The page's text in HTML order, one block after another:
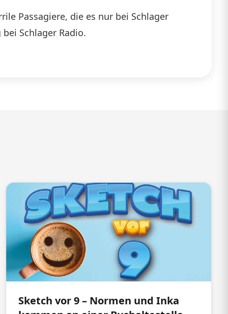
Passagiere, die es nur bei Schlager
Schlager Radio.
Sketch vor 9 – Normen und Inka